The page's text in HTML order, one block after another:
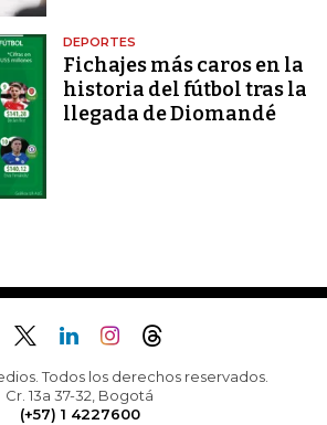
DEPORTES
Fichajes más caros en la
historia del fútbol tras la
llegada de Diomandé
Todos los derechos reservados.
Cr. 13a 37-32, Bogotá
(+57) 1 4227600